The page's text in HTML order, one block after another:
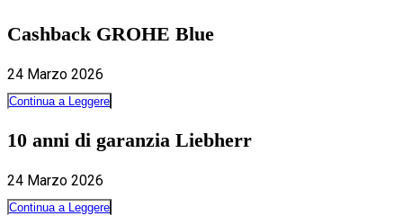
Cashback GROHE Blue
24 Marzo 2026
Continua a Leggere
10 anni di garanzia Liebherr
24 Marzo 2026
Continua a Leggere